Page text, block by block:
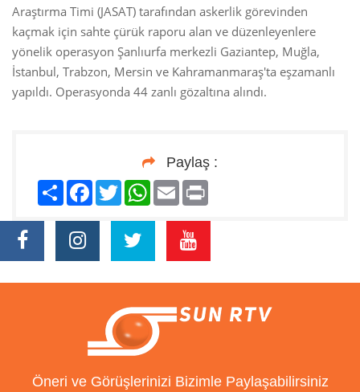
Araştırma Timi (JASAT) tarafından askerlik görevinden
kaçmak için sahte çürük raporu alan ve düzenleyenlere
yönelik operasyon Şanlıurfa merkezli Gaziantep, Muğla,
İstanbul, Trabzon, Mersin ve Kahramanmaraş'ta eşzamanlı
yapıldı. Operasyonda 44 zanlı gözaltına alındı.
Paylaş :
PaylaşFacebook
TwitterWhatsApp
Email
Öneri ve Görüşlerinizi Bizimle Paylaşabilirsiniz